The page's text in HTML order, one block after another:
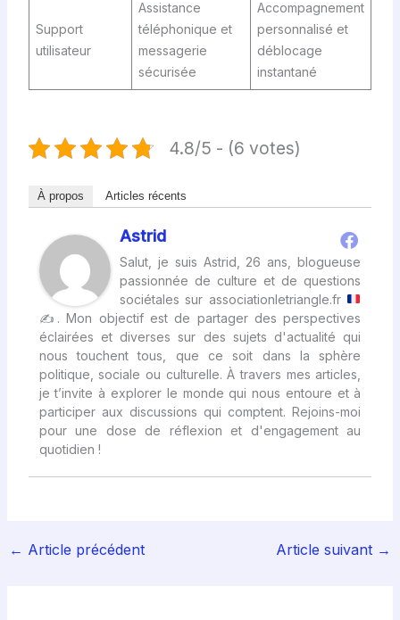
Support
utilisateur
Assistance
téléphonique et
messagerie
sécurisée
Accompagnement
personnalisé et
déblocage
instantané
4.8/5 - (6 votes)
À propos Articles récents
Astrid
Salut, je suis Astrid, 26 ans, blogueuse
passionnée de culture et de questions
sociétales sur associationletriangle.fr
✍ . Mon objectif est de partager des perspectives
éclairées et diverses sur des sujets d'actualité qui
nous touchent tous, que ce soit dans la sphère
politique, sociale ou culturelle. À travers mes articles,
je t’invite à explorer le monde qui nous entoure et à
participer aux discussions qui comptent. Rejoins-moi
pour une dose de réflexion et d'engagement au
quotidien !
← Article précédent Article suivant →